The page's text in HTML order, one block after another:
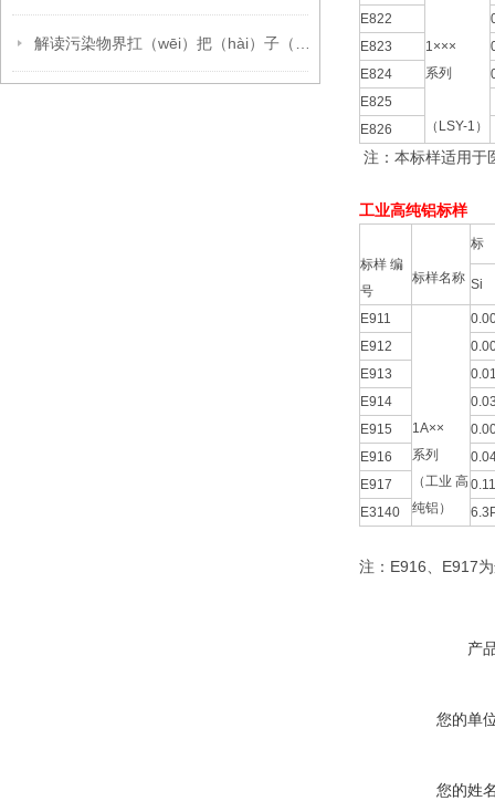
1×××
系列
（LSY-1）
E822
E823
E824
E825
E826
注：本标样适用于
工业高纯铝标样
标样 编
号
标样名称 Si
E911
1A××
系列
（工业 高
纯铝）
E912
E913
E914
E915
E916
E917
E3140
注：E916、E917
产
您的单
您的姓